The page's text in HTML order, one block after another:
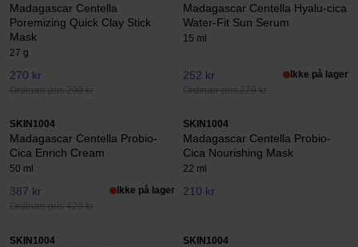
Madagascar Centella
Poremizing Quick Clay Stick
Mask
27 g
270 kr
Ordinær pris 299 kr
Madagascar Centella Hyalu-cica
Water-Fit Sun Serum
15 ml
252 kr
Ordinær pris 279 kr
Ikke på lager
SKIN1004
Madagascar Centella Probio-
Cica Enrich Cream
50 ml
387 kr
Ordinær pris 429 kr
Ikke på lager
SKIN1004
Madagascar Centella Probio-
Cica Nourishing Mask
22 ml
210 kr
SKIN1004 SKIN1004